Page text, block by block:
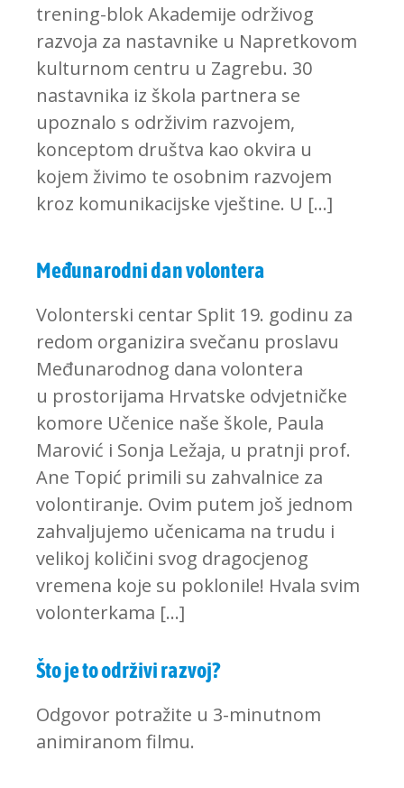
trening-blok Akademije održivog
razvoja za nastavnike u Napretkovom
kulturnom centru u Zagrebu. 30
nastavnika iz škola partnera se
upoznalo s održivim razvojem,
konceptom društva kao okvira u
kojem živimo te osobnim razvojem
kroz komunikacijske vještine. U […]
Međunarodni dan volontera
Volonterski centar Split 19. godinu za
redom organizira svečanu proslavu
Međunarodnog dana volontera
u prostorijama Hrvatske odvjetničke
komore Učenice naše škole, Paula
Marović i Sonja Ležaja, u pratnji prof.
Ane Topić primili su zahvalnice za
volontiranje. Ovim putem još jednom
zahvaljujemo učenicama na trudu i
velikoj količini svog dragocjenog
vremena koje su poklonile! Hvala svim
volonterkama […]
Što je to održivi razvoj?
Odgovor potražite u 3-minutnom
animiranom filmu.